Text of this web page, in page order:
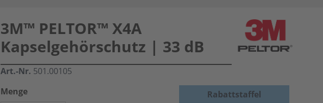
3M™ PELTOR™ X4A
Kapselgehörschutz | 33 dB
Art.-Nr. 501.00105
Menge
Rabattstaffel